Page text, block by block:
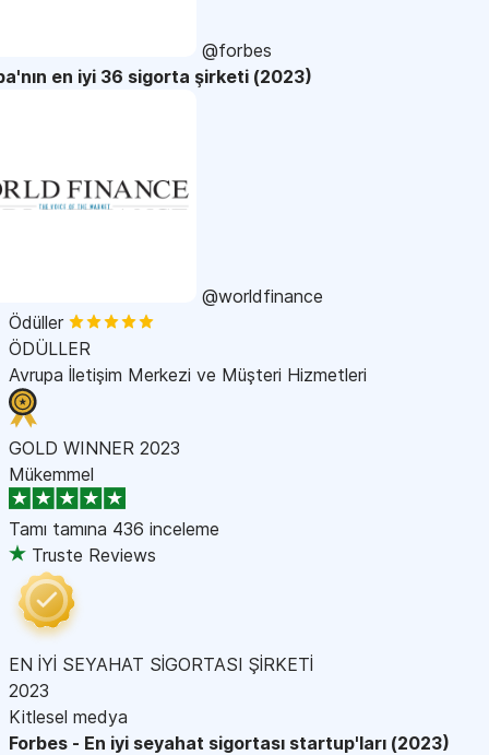
@forbes
en iyi 36 sigorta şirketi (2023)
@worldfinance
Ödüller
ÖDÜLLER
Avrupa İletişim Merkezi ve Müşteri Hizmetleri
GOLD WINNER 2023
Mükemmel
Tamı tamına 436 inceleme
Truste Reviews
EN İYİ SEYAHAT SİGORTASI ŞİRKETİ
2023
Kitlesel medya
Forbes - En iyi seyahat sigortası startup'ları (2023)